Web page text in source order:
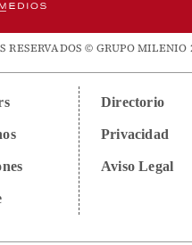
RESERVADOS © GRUPO MILENIO
Directorio
Privacidad
Aviso Legal